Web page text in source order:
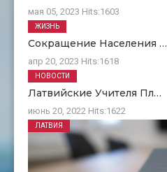
мая 05, 2023 Hits:1603
Сокращение Населения …
апр 20, 2023 Hits:1618
ЖИЗНЬ
Латвийские Учителя Пл…
июнь 20, 2022 Hits:1622
НОВОСТИ
ЛАТВИЯ